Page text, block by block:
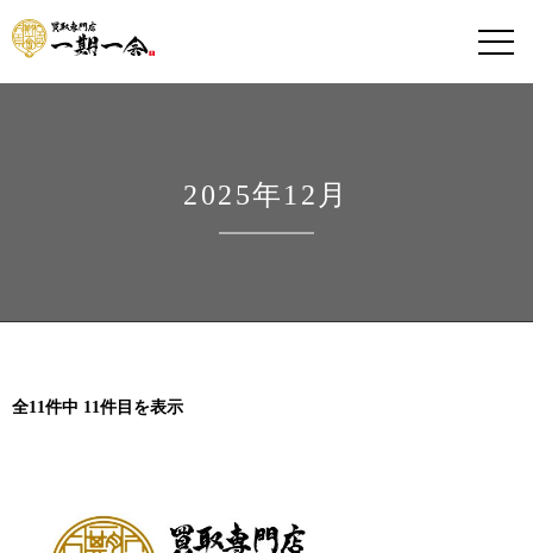
2025年12月
全11件中 11件目を表示